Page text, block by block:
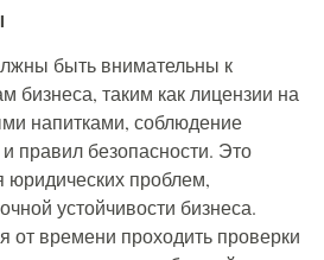
быть внимательны к
бизнеса, таким как лицензии на
напитками, соблюдение
правил безопасности. Это
проблем,
устойчивости бизнеса.
от времени проходить проверки